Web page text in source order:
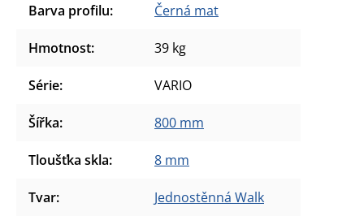
Barva profilu: Černá mat
Hmotnost: 39 kg
Série: VARIO
Šířka: 800 mm
Tloušťka skla: 8 mm
Tvar: Jednostěnná Walk